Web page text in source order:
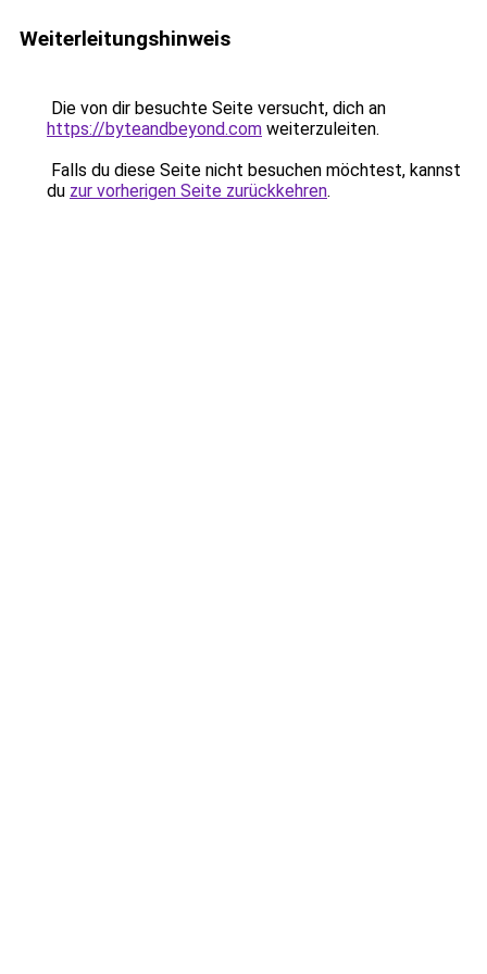
Weiterleitungshinweis
Die von dir besuchte Seite versucht, dich an
https://byteandbeyond.com weiterzuleiten.
Falls du diese Seite nicht besuchen möchtest, kannst
du zur vorherigen Seite zurückkehren.